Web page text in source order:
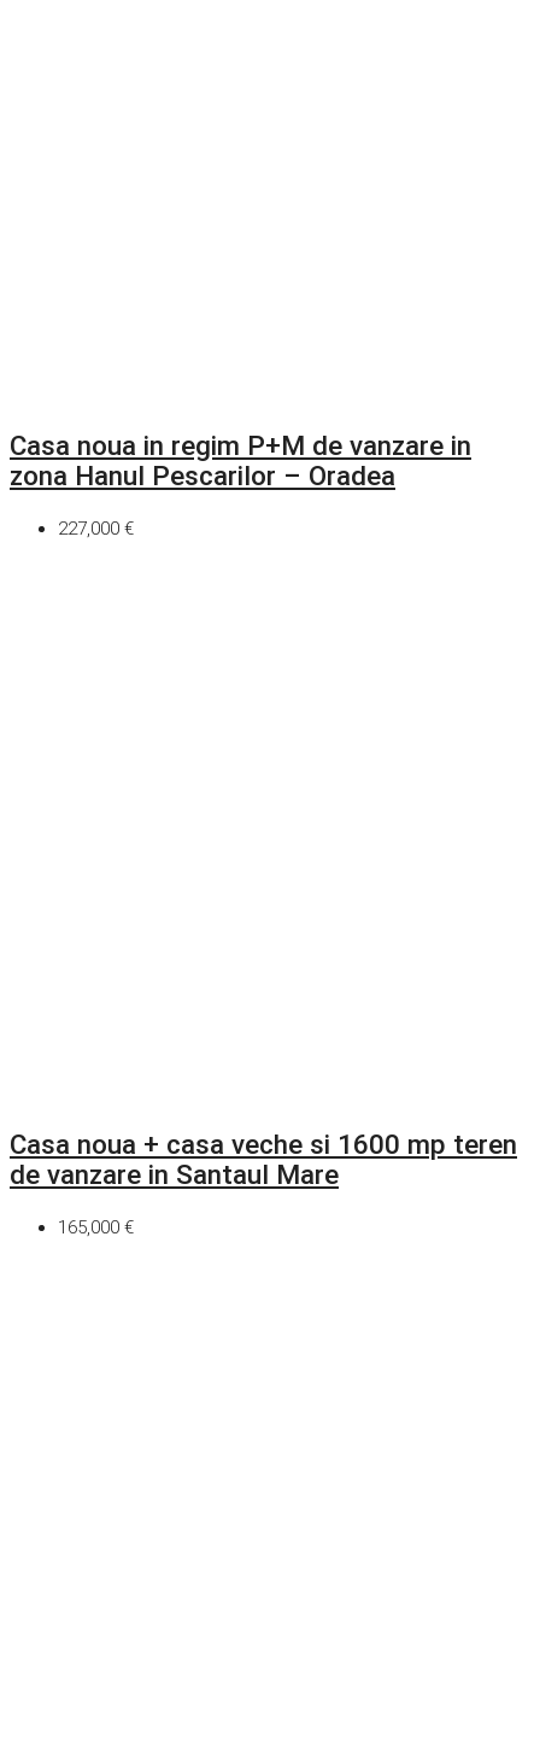
Casa noua in regim P+M de vanzare in
zona Hanul Pescarilor – Oradea
227,000 €
Casa noua + casa veche si 1600 mp teren
de vanzare in Santaul Mare
165,000 €